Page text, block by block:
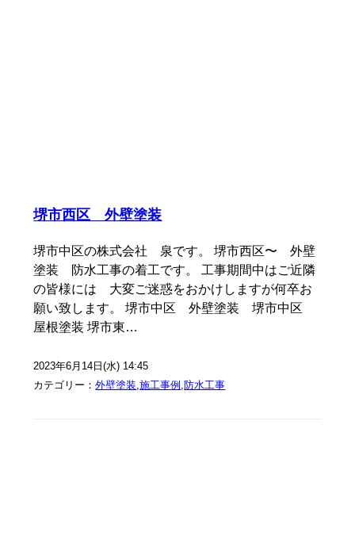
堺市西区 外壁塗装
堺市中区の株式会社 泉です。 堺市西区〜 外壁
塗装 防水工事の着工です。 工事期間中はご近隣
の皆様には 大変ご迷惑をおかけしますが何卒お
願い致します。 堺市中区 外壁塗装 堺市中区
屋根塗装 堺市東…
2023年6月14日(水) 14:45
カテゴリー：外壁塗装,施工事例 ,防水工事